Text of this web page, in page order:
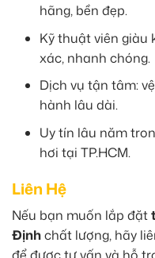
hãng, bền đẹp.
Kỹ thuật viên giàu
xác, nhanh chóng.
Dịch vụ tận tâm:
hành lâu dài.
Uy tín lâu năm
hơi tại TP.HCM.
Liên Hệ
Nếu bạn muốn lắp đặt
Địnhchất lượng, hãy